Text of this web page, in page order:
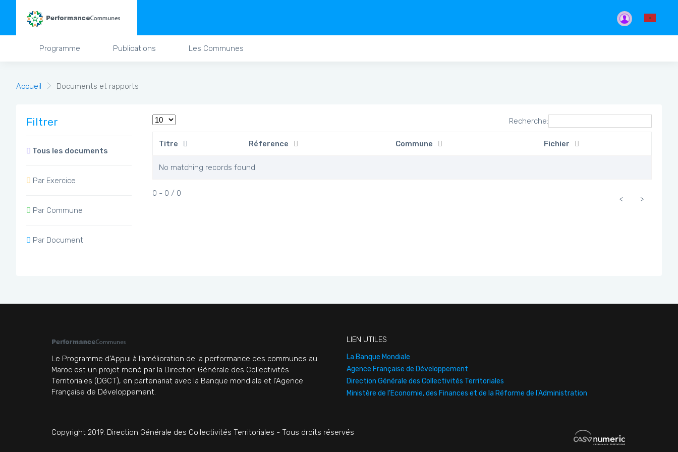
Programme Publications Les Communes
Accueil Documents et rapports
Filtrer
Tous les documents
Par Exercice
Par Commune
Par Document
Recherche:
Titre Réference Commune Fichier
No matching records found
0 - 0 / 0
< >
Le Programme d’Appui à l’amélioration de la performance des communes au
Maroc est un projet mené par la Direction Générale des Collectivités
Territoriales (DGCT), en partenariat avec la Banque mondiale et l’Agence
Française de Développement.
LIEN UTILES
La Banque Mondiale
Agence Française de Développement
Direction Générale des Collectivités Territoriales
Ministère de l'Economie, des Finances et de la Réforme de l'Administration
Copyright 2019. Direction Générale des Collectivités Territoriales - Tous droits réservés